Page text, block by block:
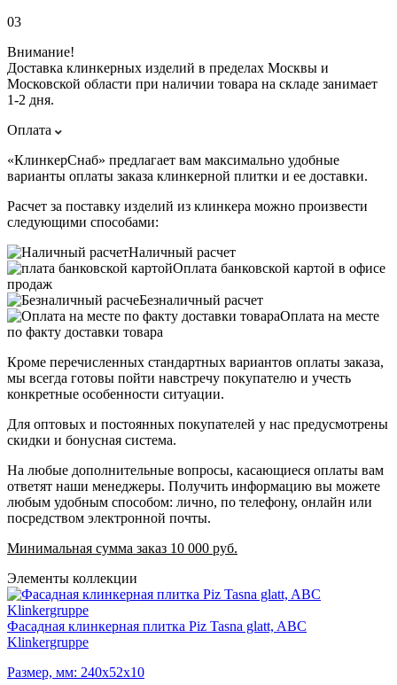
03
Внимание!
Доставка клинкерных изделий в пределах Москвы и
Московской области при наличии товара на складе занимает
1-2 дня.
Оплата
«КлинкерСнаб» предлагает вам максимально удобные
варианты оплаты заказа клинкерной плитки и ее доставки.
Расчет за поставку изделий из клинкера можно произвести
следующими способами:
Наличный расчет
Оплата банковской картой в офисе
продаж
Безналичный расчет
Оплата на месте
по факту доставки товара
Кроме перечисленных стандартных вариантов оплаты заказа,
мы всегда готовы пойти навстречу покупателю и учесть
конкретные особенности ситуации.
Для оптовых и постоянных покупателей у нас предусмотрены
скидки и бонусная система.
На любые дополнительные вопросы, касающиеся оплаты вам
ответят наши менеджеры. Получить информацию вы можете
любым удобным способом: лично, по телефону, онлайн или
посредством электронной почты.
Минимальная сумма заказ 10 000 руб.
Элементы коллекции
Фасадная клинкерная плитка Piz Tasna glatt, ABC
Klinkergruppe
Размер, мм: 240х52х10